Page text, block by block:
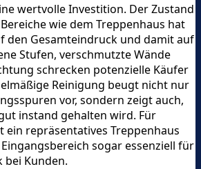
wertvolle Investition. Der Zustand
wie dem Treppenhaus hat
den Gesamteindruck und damit auf
Stufen, verschmutzte Wände
schrecken potenzielle Käufer
Reinigung beugt nicht nur
vor, sondern zeigt auch,
instand gehalten wird. Für
ein repräsentatives Treppenhaus
sogar essenziell für
bei Kunden.